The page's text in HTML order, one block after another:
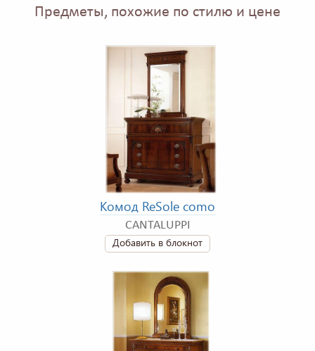
Предметы, похожие по стилю и цене
Комод ReSole сomo
CANTALUPPI
Добавить в блокнот